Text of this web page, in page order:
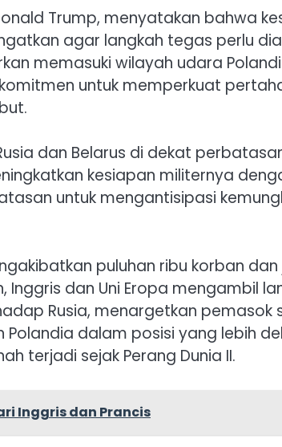
Trump, menyatakan bahwa
agar langkah tegas perlu
memasuki wilayah udara
untuk memperkuat
dan Belarus di dekat
kesiapan militernya
untuk mengantisipasi
puluhan ribu korban
dan Uni Eropa mengambil
Rusia, menargetkan pemasok
dalam posisi yang lebih
terjadi sejak Perang Dunia II.
Inggris dan Prancis